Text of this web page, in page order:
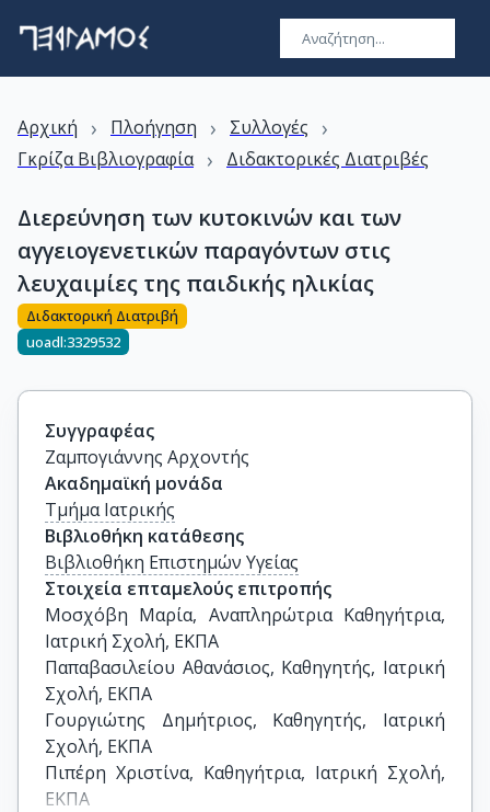
Αρχική › Πλοήγηση › Συλλογές ›
Γκρίζα Βιβλιογραφία › Διδακτορικές Διατριβές
Διερεύνηση των κυτοκινών και των
αγγειογενετικών παραγόντων στις
λευχαιμίες της παιδικής ηλικίας
Διδακτορική Διατριβή
uoadl:3329532
Συγγραφέας
Ζαμπογιάννης Αρχοντής
Ακαδημαϊκή μονάδα
Τμήμα Ιατρικής
Βιβλιοθήκη κατάθεσης
Βιβλιοθήκη Επιστημών Υγείας
Στοιχεία επταμελούς επιτροπής
Μοσχόβη Μαρία, Αναπληρώτρια Καθηγήτρια,
Ιατρική Σχολή, ΕΚΠΑ
Παπαβασιλείου Αθανάσιος, Καθηγητής, Ιατρική
Σχολή, ΕΚΠΑ
Γουργιώτης Δημήτριος, Καθηγητής, Ιατρική
Σχολή, ΕΚΠΑ
Πιπέρη Χριστίνα, Καθηγήτρια, Ιατρική Σχολή,
ΕΚΠΑ